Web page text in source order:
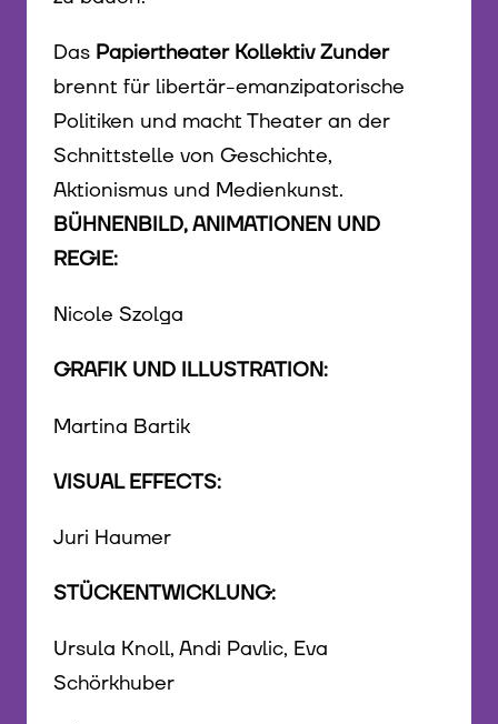
Das Papiertheater Kollektiv Zunder
brennt für libertär-emanzipatorische
Politiken und macht Theater an der
Schnittstelle von Geschichte,
Aktionismus und Medienkunst.
BÜHNENBILD, ANIMATIONEN UND
REGIE:
Nicole Szolga
GRAFIK UND ILLUSTRATION:
Martina Bartik
VISUAL EFFECTS:
Juri Haumer
STÜCKENTWICKLUNG:
Ursula Knoll, Andi Pavlic, Eva
Schörkhuber